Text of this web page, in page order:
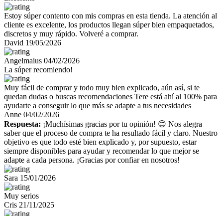
Estoy súper contento con mis compras en esta tienda. La atención al
cliente es excelente, los productos llegan súper bien empaquetados,
discretos y muy rápido. Volveré a comprar.
David 19/05/2026
Angelmaius 04/02/2026
La súper recomiendo!
Muy fácil de comprar y todo muy bien explicado, aún así, si te
quedan dudas o buscas recomendaciones Tere está ahí al 100% para
ayudarte a conseguir lo que más se adapte a tus necesidades
Anne 04/02/2026
Respuesta: ¡Muchísimas gracias por tu opinión! 😊 Nos alegra
saber que el proceso de compra te ha resultado fácil y claro. Nuestro
objetivo es que todo esté bien explicado y, por supuesto, estar
siempre disponibles para ayudar y recomendar lo que mejor se
adapte a cada persona. ¡Gracias por confiar en nosotros!
Sara 15/01/2026
Muy serios
Cris 21/11/2025